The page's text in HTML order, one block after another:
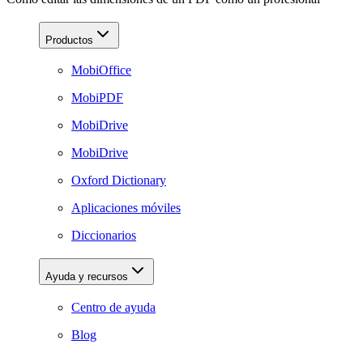
Productos
MobiOffice
MobiPDF
MobiDrive
MobiDrive
Oxford Dictionary
Aplicaciones móviles
Diccionarios
Ayuda y recursos
Centro de ayuda
Blog